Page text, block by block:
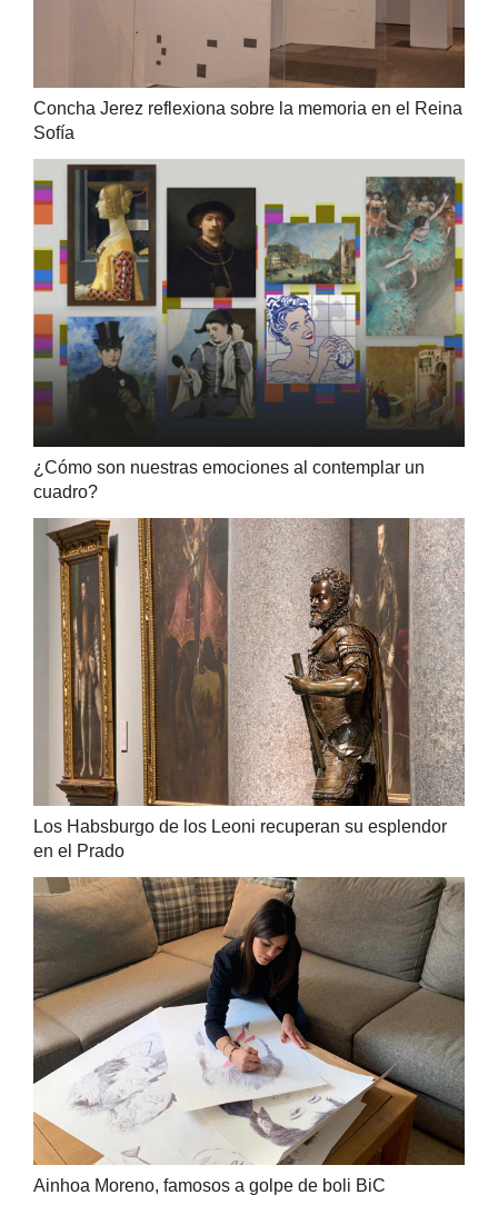
Concha Jerez reflexiona sobre la memoria en el Reina
Sofía
¿Cómo son nuestras emociones al contemplar un
cuadro?
Los Habsburgo de los Leoni recuperan su esplendor
en el Prado
Ainhoa Moreno, famosos a golpe de boli BiC